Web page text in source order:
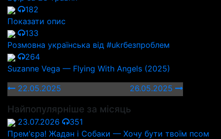
182
Показати опис
133
Розмовна українська від #ukrбезпроблем
264
Suzanne Vega — Flying With Angels (2025)
22.05.2025
26.05.2025
Найпопулярніше за місяць
23.07.2026
351
Прем'єра! Жадан і Собаки — Хочу бути твоїм псом